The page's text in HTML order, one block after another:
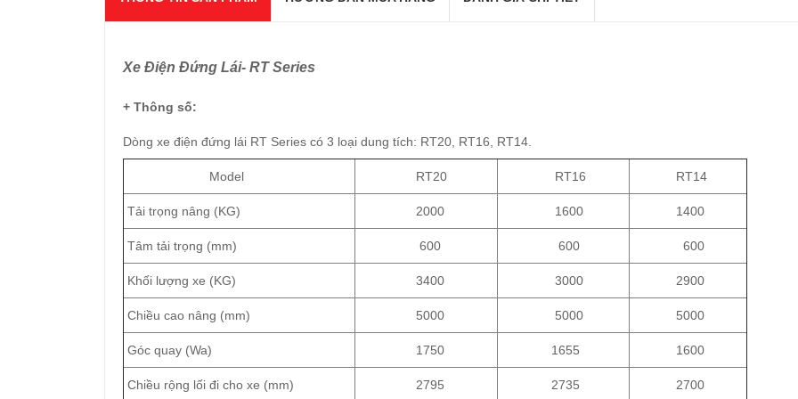
Xe Điện Đứng Lái- RT Series
+ Thông số:
Dòng xe điện đứng lái RT Series có 3 loại dung tích: RT20, RT16, RT14.
Model RT20 RT16 RT14
Tải trọng nâng (KG) 2000 1600 1400
Tâm tải trọng (mm) 600 600 600
Khối lượng xe (KG) 3400 3000 2900
Chiều cao nâng (mm) 5000 5000 5000
Góc quay (Wa) 1750 1655 1600
Chiều rộng lối đi cho xe (mm) 2795 2735 2700